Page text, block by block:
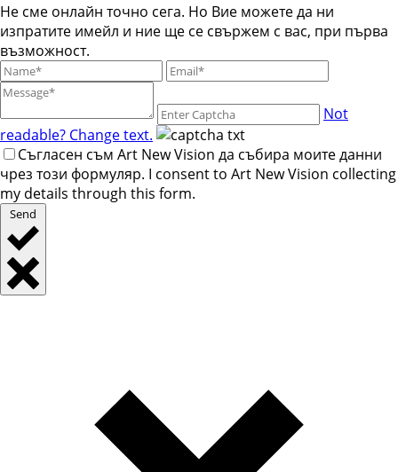
Не сме онлайн точно сега. Но Вие можете да ни
изпратите имейл и ние ще се свържем с вас, при първа
възможност.
Not
readable? Change text.
Съгласен съм Art New Vision да събира моите данни
чрез този формуляр. I consent to Art New Vision collecting
my details through this form.
Send